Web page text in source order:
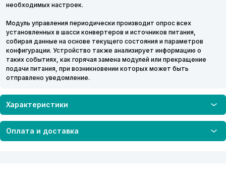
необходимых настроек.
Модуль управления периодически производит опрос всех
установленных в шасси конвертеров и источников питания,
собирая данные на основе текущего состояния и параметров
конфигурации. Устройство также анализирует информацию о
таких событиях, как горячая замена модулей или прекращение
подачи питания, при возникновении которых может быть
отправлено уведомление.
Характеристики
Оплата и доставка